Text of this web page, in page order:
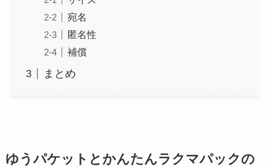
宛名
匿名性
補償
まとめ
ゆうパケットとかんたんラクマパックの